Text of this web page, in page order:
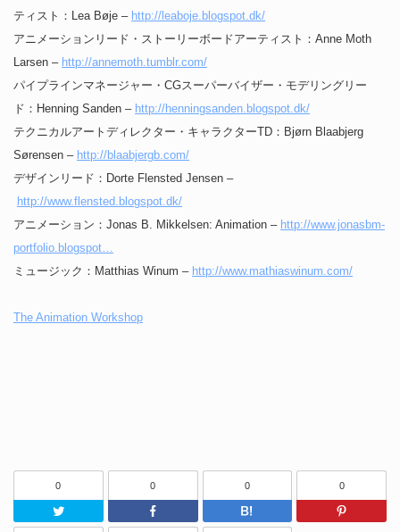
ティスト：Lea Bøje – http://leaboje.blogspot.dk/
アニメーションリード・ストーリーボードアーティスト：Anne Moth
Larsen – http://annemoth.tumblr.com/
パイプラインマネージャー・CGスーパーバイザー・モデリングリー
ド：Henning Sanden – http://henningsanden.blogspot.dk/
テクニカルアートディレクター・キャラクターTD：Bjørn Blaabjerg
Sørensen – http://blaabjergb.com/
デザインリード：Dorte Flensted Jensen –
http://www.flensted.blogspot.dk/
アニメーション：Jonas B. Mikkelsen: Animation – http://www.jonasbm-
portfolio.blogspot…
ミュージック：Matthias Winum – http://www.mathiaswinum.com/
The Animation Workshop
0
Twitter
0
Facebook
0
はてなブッ
0